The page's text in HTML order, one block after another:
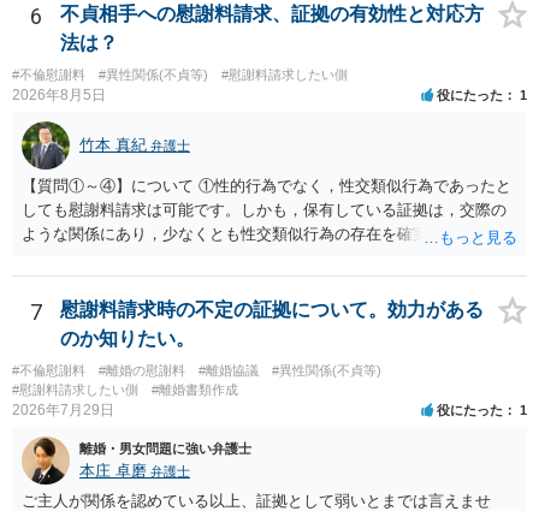
は例外的に認める扱いもありますが、かなり限定されているので一般
的ではないでしょう）。もし韓国本社がアカウント管理をしているな
ら、日本法人へ送っても「ウチでは管理していない」という回答にな
ります。 個人で直接他人のID情報の開示を求めても拒否されるでしょ
6
不貞相手への慰謝料請求、証拠の有効性と対応方
法は？
#不倫慰謝料 #異性関係(不貞等) #慰謝料請求したい側
2026年8月5日 役にたった 1
竹本 真紀 弁護士
【質問①～④】について ①性的行為でなく，性交類似行為であったと
しても慰謝料請求は可能です。しかも，保有している証拠は，交際の
ような関係にあり，少なくとも性交類似行為の存在を確実に証明でき
ことを窺わせるものです。）。ですから，慰謝料請求を進めることで
よいと思います。 ただ．慰謝料額については，婚姻破綻に至っていな
いとして，この点を考慮されることになるかもしれません。 ②夫との
今後のことを考えて書いてもらうか否かを検討するのがよいと思いま
す。今ある証拠以上のことを証明（証明力を強めることも含む）でき
るのであれば，前向きに検討を進めるという考え方でもよいでしょ
値と夫との関係との均衡のように思います。 ③行政書士に委任をして
いるのであれば，どのような内容の委任なのか不明ですが，その行政
書士との協議になると思います。請求するか，訴訟にするか，その点
7
慰謝料請求時の不定の証拠について。効力がある
のか知りたい。
#不倫慰謝料 #離婚の慰謝料 #離婚協議
#異性関係(不貞等)
#慰謝料請求したい側
#離婚書類作成
2026年7月29日 役にたった 1
離婚・男女問題に強い弁護士
本庄 卓磨 弁護士
ご主人が関係を認めている以上、証拠として弱いとまでは言えませ